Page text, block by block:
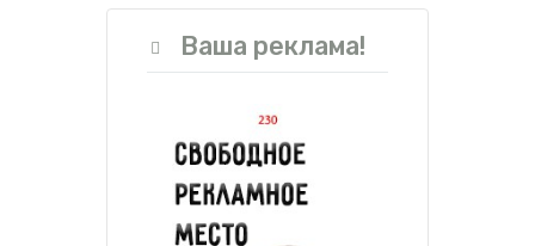
Ваша реклама!